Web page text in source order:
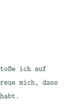
ich auf
mich, dass